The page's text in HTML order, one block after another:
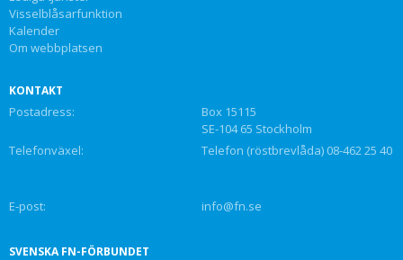
Visselblåsarfunktion
Kalender
Om webbplatsen
KONTAKT
Postadress:
Box 15115
SE-104 65 Stockholm
Telefonväxel:
Telefon (röstbrevlåda) 08-462 25 40
E-post: info@fn.se
SVENSKA FN-FÖRBUNDET